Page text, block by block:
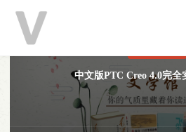
中文版PTC Creo 4.0完全